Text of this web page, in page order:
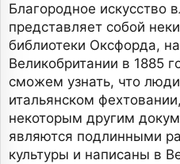
Благородное искусство
представляет собой
библиотеки Оксфорда,
Великобритании в 1885
сможем узнать, что
итальянском
некоторым другим
являются подлинными
культуры и написаны в